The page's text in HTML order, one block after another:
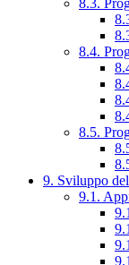
8.3.
8.4.
8.5.
9. Sviluppo
9.1.